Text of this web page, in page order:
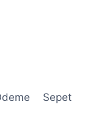
Sepet